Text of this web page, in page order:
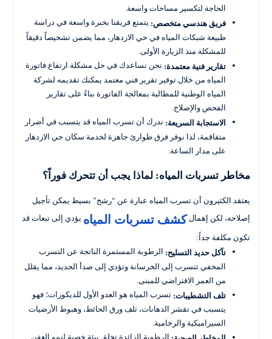
الحاجة لتكسير مساحات واسعة.
فريق هندسي متخصص: يتمتع فريقنا بخبرة واسعة في دراسة
طبيعة شبكات المياه في حي الازدهار، مما يضمن تشخيصاً دقيقاً
للمشكلة منذ الزيارة الأولى.
تقارير فنية معتمدة: نحن نساعدك في حل مشكلة ارتفاع فاتورة
المياه من خلال توفير تقرير فني معتمد يمكنك تقديمه لشركة
المياه الوطنية للمطالبة بمعالجة الفاتورة بناءً على تقارير
الفحص والإصلاح.
الاستجابة السريعة: ندرك أن تسرب المياه قد يتسبب في أضرار
متفاقمة، لذا نوفر فرق طوارئ جاهزة لخدمة سكان حي الازدهار
على مدار الساعة.
مخاطر تسربات المياه: لماذا يجب أن تتحرك فوراً؟
يعتقد الكثيرون أن تسرب المياه عبارة عن “رشح” بسيط يمكن تأجيل
إصلاحه، لكن إهمالكشف تسربات المياه يؤدي إلى تبعات قد
تكون مكلفة جداً:
تآكل حديد التسليح: الرطوبة المستمرة الناتجة عن التسرب
المخفي تتسرب إلى الخرسانة وتؤدي إلى صدأ الحديد، مما يقلل
من العمر الافتراضي للمبنى.
تلف التشطيبات: تسرب المياه هو العدو الأول للديكورات؛ فهو
يتسبب في تقشر الدهانات، تلف ورق الحائط، وهبوط الأرضيات
السيراميكية والرخامية.
الرطوبة الزائدة تخلق بيئة خصبة لنمو العفن